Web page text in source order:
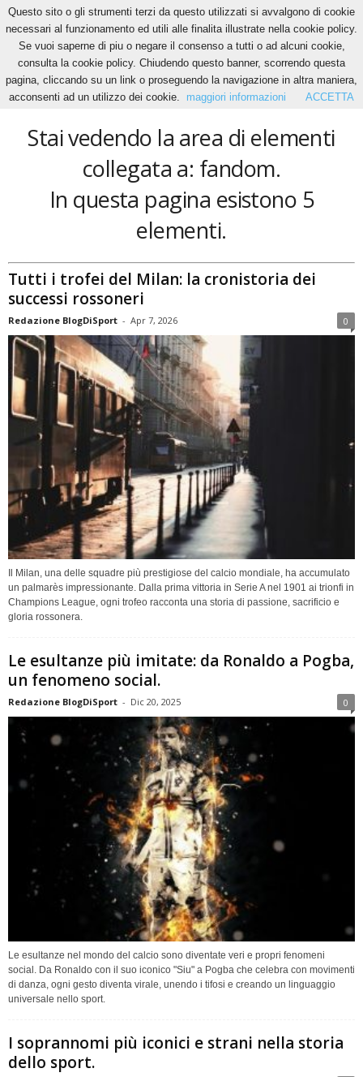
Home Tags Fandom
fandom
Stai vedendo la area di elementi
collegata a: fandom.
In questa pagina esistono 5
elementi.
Tutti i trofei del Milan: la cronistoria dei
successi rossoneri
Redazione BlogDiSport - Apr 7, 2026 0
Il Milan, una delle squadre più prestigiose del calcio mondiale, ha accumulato
un palmarès impressionante. Dalla prima vittoria in Serie A nel 1901 ai trionfi in
Champions League, ogni trofeo racconta una storia di passione, sacrificio e
gloria rossonera.
Le esultanze più imitate: da Ronaldo a Pogba,
un fenomeno social.
Redazione BlogDiSport - Dic 20, 2025 0
Le esultanze nel mondo del calcio sono diventate veri e propri fenomeni
social. Da Ronaldo con il suo iconico "Siu" a Pogba che celebra con movimenti
di danza, ogni gesto diventa virale, unendo i tifosi e creando un linguaggio
universale nello sport.
I soprannomi più iconici e strani nella storia
dello sport.
Questo sito o gli strumenti terzi da questo utilizzati si avvalgono di cookie
necessari al funzionamento ed utili alle finalita illustrate nella cookie policy.
Se vuoi saperne di piu o negare il consenso a tutti o ad alcuni cookie,
consulta la cookie policy. Chiudendo questo banner, scorrendo questa
pagina, cliccando su un link o proseguendo la navigazione in altra maniera,
acconsenti ad un utilizzo dei cookie.
maggiori informazioni ACCETTA